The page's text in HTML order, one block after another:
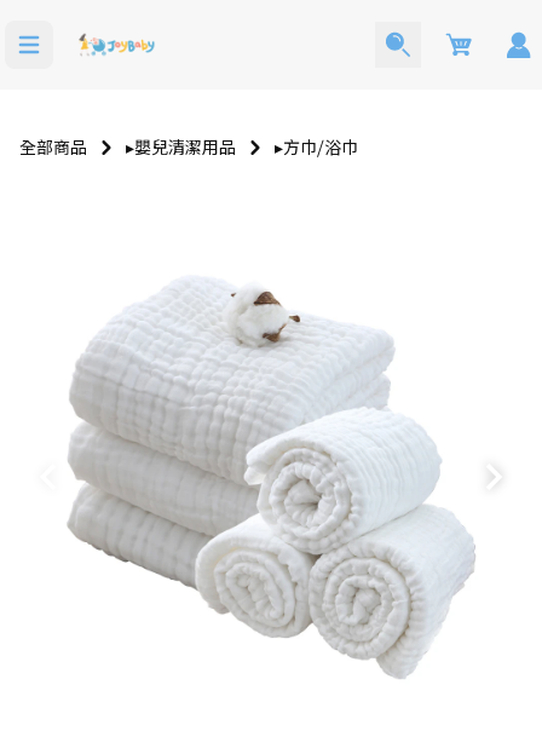
Cart
全部商品 ▸嬰兒清潔用品 ▸方巾⧸浴巾